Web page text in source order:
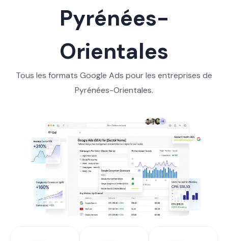
Pyrénées-
Orientales
Tous les formats Google Ads pour les entreprises de
Pyrénées-Orientales.